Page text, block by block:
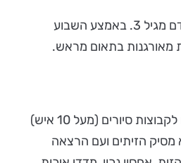
עלות הסיור 30 ש"ח לאדם מגיל 3. באמצע השבוע
מאורגנות בתאום מראש.
בשאר ימי השנה נערכים לקבוצות סיורים (מעל 10 איש)
הזיתים ועם הרצאה